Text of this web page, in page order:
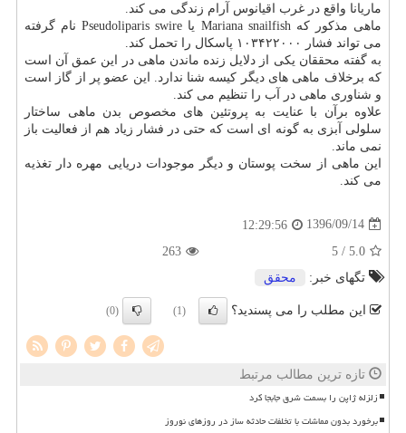
ماریانا واقع در غرب اقیانوس آرام زندگی می كند.
ماهی مذكور كه Mariana snailfish یا Pseudoliparis swire نام گرفته
می تواند فشار ۱۰۳۴۲۲۰۰۰ پاسكال را تحمل كند.
به گفته محققان یكی از دلایل زنده ماندن ماهی در این عمق آن است
كه برخلاف ماهی های دیگر كیسه شنا ندارد. این عضو پر از گاز است
و شناوری ماهی در آب را تنظیم می كند.
علاوه برآن با عنایت به پروتئین های مخصوص بدن ماهی ساختار
سلولی آبزی به گونه ای است كه حتی در فشار زیاد هم از فعالیت باز
نمی ماند.
این ماهی از سخت پوستان و دیگر موجودات دریایی مهره دار تغذیه
می كند.
1396/09/14
12:29:56
5.0
/ 5
263
تگهای خبر:
محقق
این مطلب را می پسندید؟ (1)
(0)
تازه ترین مطالب مرتبط
زلزله ژاپن را بسمت شرق جابجا کرد
برخورد بدون مماشات با تخلفات حادثه ساز در روزهای نوروز